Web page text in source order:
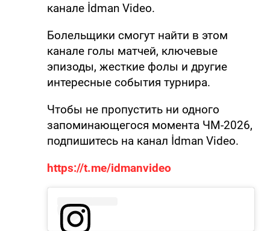
канале İdman Video.
Болельщики смогут найти в этом
канале голы матчей, ключевые
эпизоды, жесткие фолы и другие
интересные события турнира.
Чтобы не пропустить ни одного
запоминающегося момента ЧМ-2026,
подпишитесь на канал İdman Video.
https://t.me/idmanvideo